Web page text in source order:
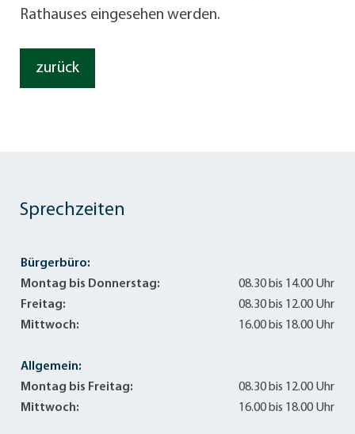
Rathauses eingesehen werden.
zurück
Sprechzeiten
Bürgerbüro:
Montag bis Donnerstag:
08.30 bis 14.00 Uhr
Freitag:
08.30 bis 12.00 Uhr
Mittwoch:
16.00 bis 18.00 Uhr
Allgemein:
Montag bis Freitag:
08.30 bis 12.00 Uhr
Mittwoch:
16.00 bis 18.00 Uhr